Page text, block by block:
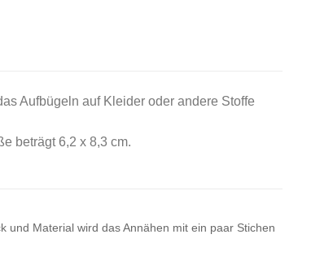
Aufbügeln auf Kleider oder andere Stoffe
beträgt 6,2 x 8,3 cm.
und Material wird das Annähen mit ein paar Stichen